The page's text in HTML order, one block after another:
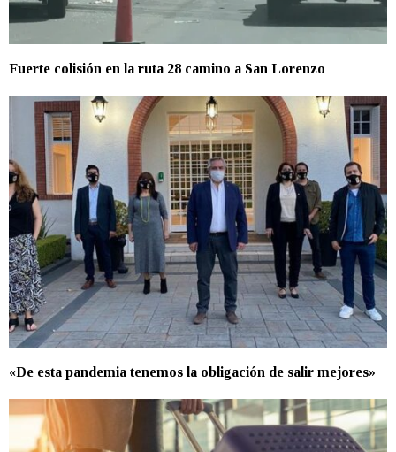
Fuerte colisión en la ruta 28 camino a San Lorenzo
«De esta pandemia tenemos la obligación de salir mejores»